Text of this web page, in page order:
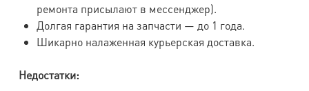
ремонта присылают в мессенджер).
Долгая гарантия на запчасти — до 1 года.
Шикарно налаженная курьерская доставка.
Недостатки: